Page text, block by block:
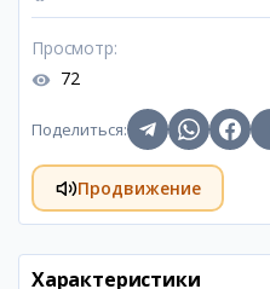
Просмотр:
72
Поделиться:
Продвижение
Характеристики